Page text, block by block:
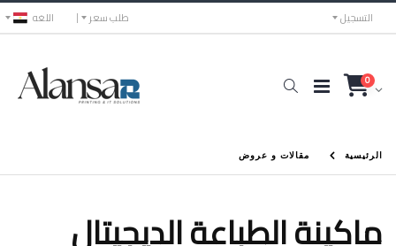
اللغه طلب سعر التسجيل
0
الرئيسية مقالات و عروض
ماكينة الطباعة الديجيتال